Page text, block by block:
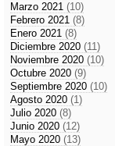
Marzo 2021 (10)
Febrero 2021 (8)
Enero 2021 (8)
Diciembre 2020 (11)
Noviembre 2020 (10)
Octubre 2020 (9)
Septiembre 2020 (10)
Agosto 2020 (1)
Julio 2020 (8)
Junio 2020 (12)
Mayo 2020 (13)